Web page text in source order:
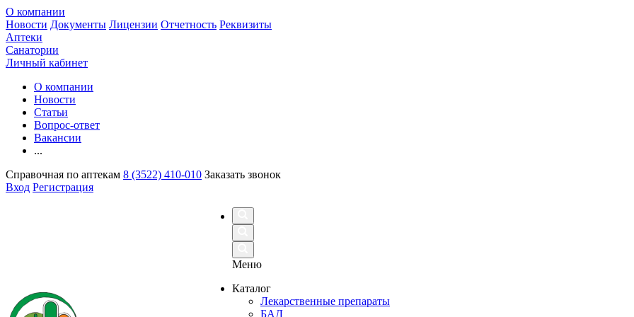
О компании
Новости Документы Лицензии Отчетность Реквизиты
Аптеки
Санатории
Личный кабинет
О компании
Новости
Статьи
Вопрос-ответ
Вакансии
...
Справочная по аптекам 8 (3522) 410-010 Заказать звонок
Вход Регистрация
Меню
Каталог
Лекарственные препараты
БАД